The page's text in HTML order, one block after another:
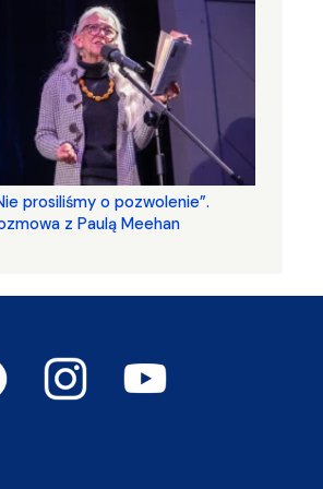
prosiliśmy o pozwolenie”.
z Paulą Meehan